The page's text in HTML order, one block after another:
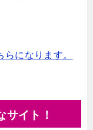
らになります。
サイト！